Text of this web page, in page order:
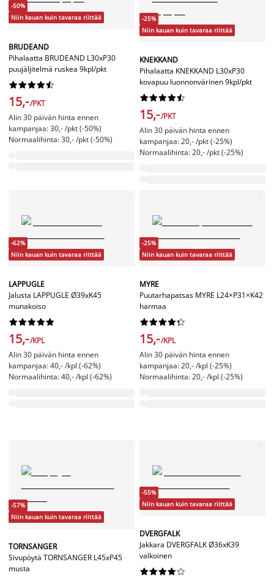
-50%
Niin kauan kuin tavaraa riittää
BRUDEAND
Pihalaatta BRUDEAND L30xP30
puujäljitelmä ruskea 9kpl/pkt






15,-/PKT
Alin 30 päivän hinta ennen
kampanjaa: 30,- /pkt (-50%)
Normaalihinta: 30,- /pkt (-50%)
-25%
Niin kauan kuin tavaraa riittää
KNEKKAND
Pihalaatta KNEKKAND L30xP30
kovapuu luonnonvärinen 9kpl/pkt






15,-/PKT
Alin 30 päivän hinta ennen
kampanjaa: 20,- /pkt (-25%)
Normaalihinta: 20,- /pkt (-25%)
-62%
Niin kauan kuin tavaraa riittää
LAPPUGLE
Jalusta LAPPUGLE Ø39xK45
munakoiso






15,-/KPL
Alin 30 päivän hinta ennen
kampanjaa: 40,- /kpl (-62%)
Normaalihinta: 40,- /kpl (-62%)
-25%
Niin kauan kuin tavaraa riittää
MYRE
Puutarhapatsas MYRE L24×P31×K42
harmaa






15,-/KPL
Alin 30 päivän hinta ennen
kampanjaa: 20,- /kpl (-25%)
Normaalihinta: 20,- /kpl (-25%)
-57%
Niin kauan kuin tavaraa riittää
TORNSANGER
Sivupöytä TORNSANGER L45xP45
musta
-55%
Niin kauan kuin tavaraa riittää
DVERGFALK
Jakkara DVERGFALK Ø36xK39
valkoinen





